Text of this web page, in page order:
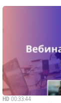
HD 00:33:44